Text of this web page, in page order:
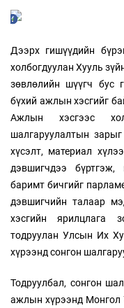
Дээрх гишүүдийн
холбогдуулан Хууль
зөвлөлийн шүүгч бус
бүхий ажлын хэсгийг
Ажлын хэсгээс
шалгаруулалтын
хүсэлт, материал
дэвшигчдээ
баримт бичгийг
дэвшигчийн талаар
хэсгийн ярилцлага
тодруулан Улсын Их
хүрээнд сонгон
Тодруулбал, сонгон
ажлын хүрээнд Монгол